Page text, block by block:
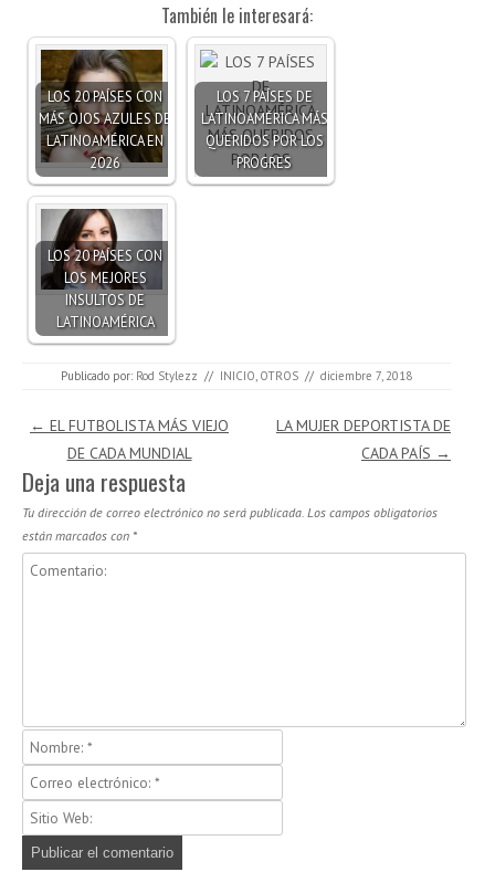
También le interesará:
LOS 20 PAÍSES CON
MÁS OJOS AZULES DE
LATINOAMÉRICA EN
2026
LOS 7 PAÍSES DE
LATINOAMÉRICA MÁS
QUERIDOS POR LOS
PROGRES
LOS 20 PAÍSES CON
LOS MEJORES
INSULTOS DE
LATINOAMÉRICA
Publicado por: Rod Stylezz // INICIO OTROS // diciembre 7, 2018
Navegación de entradas
← EL FUTBOLISTA MÁS VIEJO
DE CADA MUNDIAL
LA MUJER DEPORTISTA DE
CADA PAÍS →
Deja una respuesta
Tu dirección de correo electrónico no será publicada. Los campos obligatorios
están marcados con *